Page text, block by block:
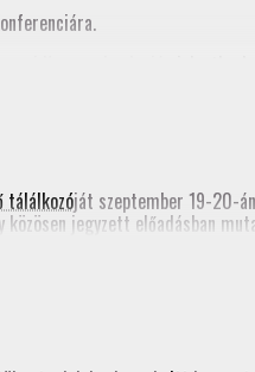
tálálkozóját szeptember 19-20-
jegyzett előadásban